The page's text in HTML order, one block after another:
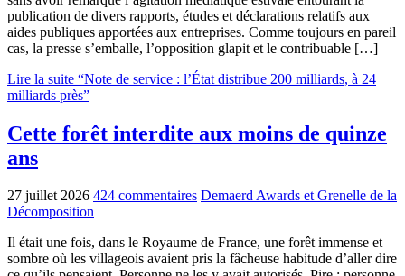
publication de divers rapports, études et déclarations relatifs aux
aides publiques apportées aux entreprises. Comme toujours en pareil
cas, la presse s’emballe, l’opposition glapit et le contribuable […]
Lire la suite “Note de service : l’État distribue 200 milliards, à 24
milliards près”
Cette forêt interdite aux moins de quinze
ans
27 juillet 2026 424 commentaires Demaerd Awards et Grenelle de la
Décomposition
Il était une fois, dans le Royaume de France, une forêt immense et
sombre où les villageois avaient pris la fâcheuse habitude d’aller dire